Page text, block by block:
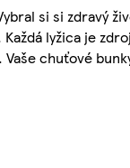
si si zdravý
lyžica je
chuťové